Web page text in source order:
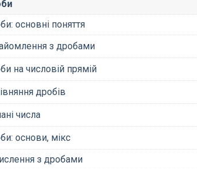
основні поняття
з дробами
на числовій прямій
дробів
числа
основи, мікс
з дробами